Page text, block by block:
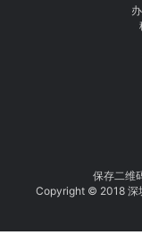
保存二维
Copyright © 2018 深